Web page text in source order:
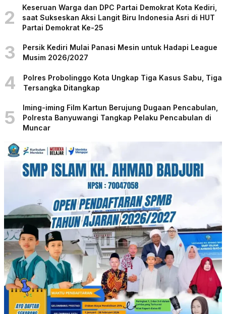
2
Keseruan Warga dan DPC Partai Demokrat Kota Kediri,
saat Sukseskan Aksi Langit Biru Indonesia Asri di HUT
Partai Demokrat Ke-25
3
Persik Kediri Mulai Panasi Mesin untuk Hadapi League
Musim 2026/2027
4
Polres Probolinggo Kota Ungkap Tiga Kasus Sabu, Tiga
Tersangka Ditangkap
5
Iming-iming Film Kartun Berujung Dugaan Pencabulan,
Polresta Banyuwangi Tangkap Pelaku Pencabulan di
Muncar